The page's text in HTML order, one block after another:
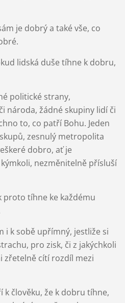
je dobrý a také vše, co
lidská duše tíhne k dobru,
politické strany,
národa, žádné skupiny lidí či
to, co patří Bohu. Jeden
zesnulý metropolita
dobro, ať je
nezměnitelně přísluší
proto tíhne ke každému
i k sobě upřímný, jestliže si
pro zisk, či z jakýchkoli
zřetelně cítí rozdíl mezi
k člověku, že k dobru tíhne,